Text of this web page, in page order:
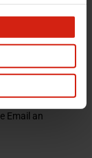
um deine
Email an